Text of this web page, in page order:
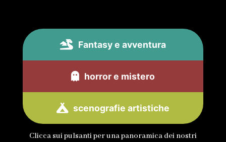
Fantasy e avventura
horror e mistero
scenografie artistiche
Clicca sui pulsanti per una panoramica dei nostri